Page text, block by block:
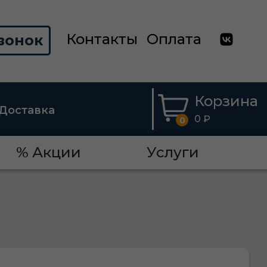
Контакты Оплата
0
Корзина
0 ₽
% Акции Услуги